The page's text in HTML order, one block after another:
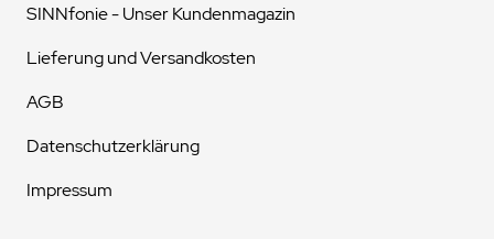
SINNfonie - Unser Kundenmagazin
Lieferung und Versandkosten
AGB
Datenschutzerklärung
Impressum